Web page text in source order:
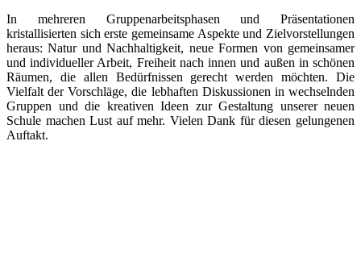
In mehreren Gruppenarbeitsphasen und Präsentationen
kristallisierten sich erste gemeinsame Aspekte und Zielvorstellungen
heraus: Natur und Nachhaltigkeit, neue Formen von gemeinsamer
und individueller Arbeit, Freiheit nach innen und außen in schönen
Räumen, die allen Bedürfnissen gerecht werden möchten. Die
Vielfalt der Vorschläge, die lebhaften Diskussionen in wechselnden
Gruppen und die kreativen Ideen zur Gestaltung unserer neuen
Schule machen Lust auf mehr. Vielen Dank für diesen gelungenen
Auftakt.